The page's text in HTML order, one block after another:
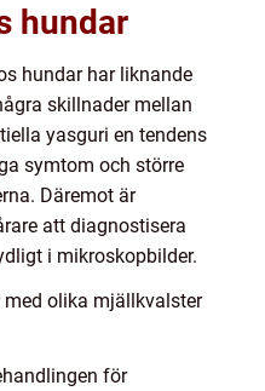
hundar
hundar har liknande
skillnader mellan
yasguri en tendens
symtom och större
Däremot är
att diagnostisera
i mikroskopbilder.
olika mjällkvalster
för